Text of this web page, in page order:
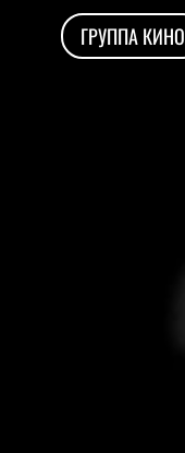
ГРУППА КИНО